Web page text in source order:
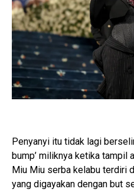
Penyanyi itu tidak lagi
bump’ miliknya ketika tampil
Miu Miu serba kelabu terdiri
yang digayakan dengan but